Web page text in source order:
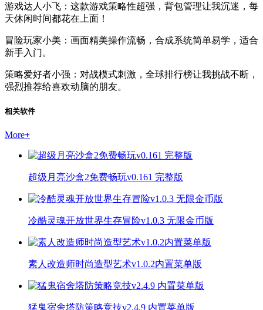
游戏达人小飞：这款游戏策略性超强，背包管理让我沉迷，每
天休闲时间都花在上面！
冒险玩家小美：画面精美操作流畅，合成系统简单易学，适合
新手入门。
策略爱好者小强：对战模式刺激，全球排行榜让我挑战不断，
强烈推荐给喜欢动脑的朋友。
相关软件
More+
超级月亮沙盒2免费畅玩v0.161 完整版
冷酷灵魂开放世界生存冒险v1.0.3 无限金币版
素人改造师时尚造型艺术v1.0.2内置菜单版
猛鬼宿舍塔防策略竞技v2.4.9 内置菜单版